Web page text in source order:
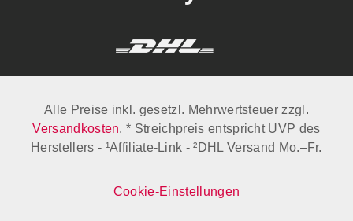
Alle Preise inkl. gesetzl. Mehrwertsteuer zzgl.
Versandkosten. * Streichpreis entspricht UVP des
Herstellers - ¹Affiliate-Link - ²DHL Versand Mo.–Fr.
Cookie-Einstellungen